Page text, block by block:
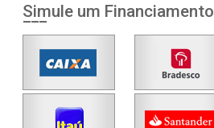
Simule um Financiamento